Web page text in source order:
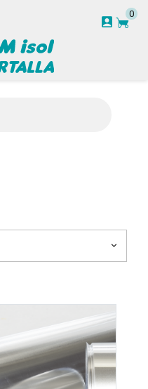
account_box garden_cart0
keyboard_arrow_down